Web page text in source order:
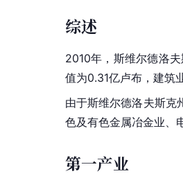
综述
2010年，斯维尔德洛
值为0.31亿卢布， 建筑
由于斯维尔德洛夫斯克
色及有色金属冶金业、
第一产业